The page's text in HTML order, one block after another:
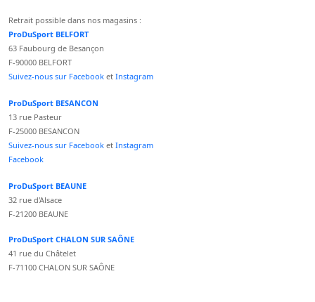
Retrait possible dans nos magasins :
ProDuSport BELFORT
63 Faubourg de Besançon
F-90000 BELFORT
Suivez-nous sur Facebook et Instagram
ProDuSport BESANCON
13 rue Pasteur
F-25000 BESANCON
Suivez-nous sur Facebook et Instagram
Facebook
ProDuSport BEAUNE
32 rue d'Alsace
F-21200 BEAUNE
ProDuSport CHALON SUR SAÔNE
41 rue du Châtelet
F-71100 CHALON SUR SAÔNE